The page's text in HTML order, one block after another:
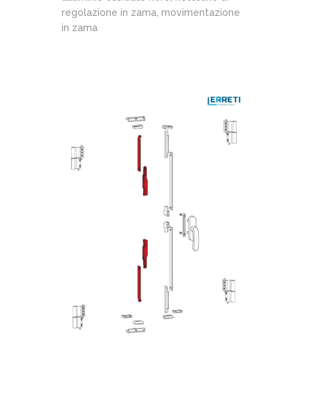
regolazione in zama, movimentazione
in zama